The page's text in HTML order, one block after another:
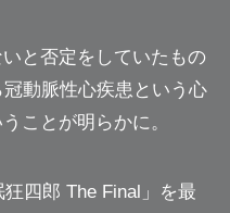
と否定をしていたもの
動脈性心疾患という心
ことが明らかに。
四郎 The Final」を最